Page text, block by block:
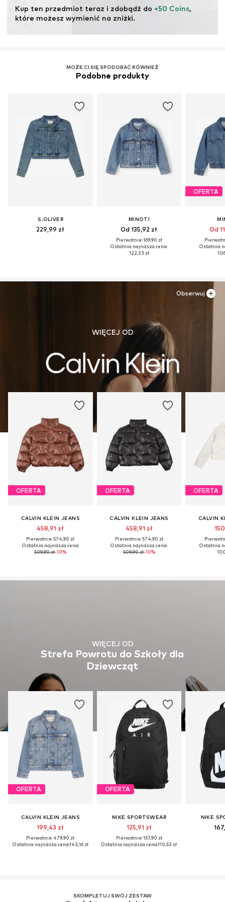
ekosystemów poprzez rolnictwo ekologiczne poprzez
rezygnację z modyfikacji genetycznych oraz ograniczenie
zużycia wody i nawozów chemicznych.
Kup ten przedmiot teraz i zdobądź do +50 Coins,
które możesz wymienić na zniżki.
MOŻE CI SIĘ SPODOBAĆ RÓWNIEŻ
Podobne produkty
S.OLIVER
229,99 zł
MINOTI
Od 135,92 zł
Pierwotnie: 169,90 zł
Ostatnia najniższa cena:
122,33 zł
OFERTA
Od
Ostatnia
WIĘCEJ OD
OFERTA
CALVIN KLEIN JEANS
458,91 zł
Pierwotnie: 574,90 zł
Ostatnia najniższa cena:
509,90 zł-10%
OFERTA
CALVIN KLEIN JEANS
458,91 zł
Pierwotnie: 574,90 zł
Ostatnia najniższa cena:
509,90 zł-10%
OFERTA
CALVIN
Ostatnia
Obserwuj
WIĘCEJ OD
Strefa Powrotu do Szkoły dla
Dziewcząt
OFERTA
CALVIN KLEIN JEANS
199,43 zł
Pierwotnie: 479,90 zł
Ostatnia najniższa cena:143,16 zł
OFERTA
NIKE SPORTSWEAR
125,91 zł
Pierwotnie: 157,90 zł
Ostatnia najniższa cena:110,53 zł
NIKE
SKOMPLETUJ SWÓJ ZESTAW